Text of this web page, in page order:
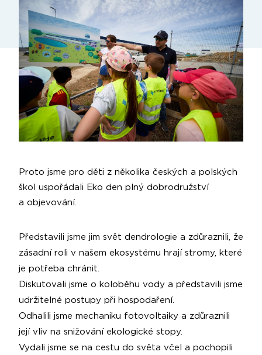
Proto jsme pro děti z několika českých a polských
škol uspořádali Eko den plný dobrodružství
a objevování.
Představili jsme jim svět dendrologie a zdůraznili, že
zásadní roli v našem ekosystému hrají stromy, které
je potřeba chránit.
Diskutovali jsme o koloběhu vody a představili jsme
udržitelné postupy při hospodaření.
Odhalili jsme mechaniku fotovoltaiky a zdůraznili
její vliv na snižování ekologické stopy.
Vydali jsme se na cestu do světa včel a pochopili